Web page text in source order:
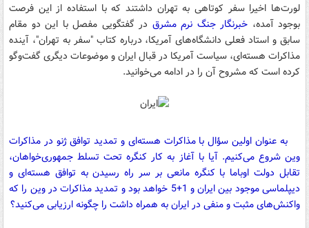
لورت‌ها اخیرا سفر کوتاهی به تهران داشتند که با استفاده از این فرصت
بوجود آمده، خبرنگار جنگ نرم مشرق در گفتگویی مفصل با این دو مقام
سابق و استاد فعلی دانشگاه‌های آمریکا، درباره کتاب "سفر به تهران"، آینده
مذاکرات هسته‌ای، سیاست آمریکا در قبال ایران و موضوعات دیگری گفت‌وگو
کرده است که مشروح آن را در ادامه می‌خوانید.
به عنوان اولین سؤال با مذاکرات هسته‌ای و تمدید توافق ژنو در مذاکرات
وین شروع می‌کنیم. آیا با آغاز به کار کنگره تحت تسلط جمهوری‌خواهان،
تقابل دولت اوباما با کنگره مانعی بر سر راه رسیدن به توافق هسته‌ای و
دیپلماسی موجود بین ایران و 1+5 خواهد بود و تمدید مذاکرات در وین را که
واکنش‌های مثبت و منفی در ایران به همراه داشت را چگونه ارزیابی می‌کنید؟